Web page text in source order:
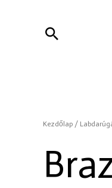
Search
Kezdőlap /